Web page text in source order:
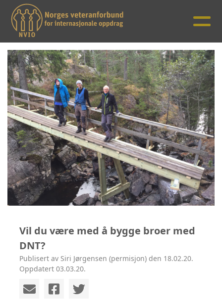
Vil du være med å bygge broer med
DNT?
Publisert av Siri Jørgensen (permisjon) den 18.02.20.
Oppdatert 03.03.20.